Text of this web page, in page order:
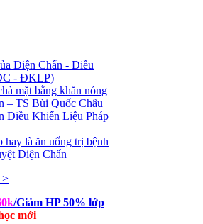
Diện Chẩn - Điều
- ĐKLP)
mặt bằng khăn nóng
– TS Bùi Quốc Châu
Điều Khiển Liệu Pháp
hay là ăn uống trị bệnh
Diện Chẩn
>
/Giảm HP 50% lớp
mới